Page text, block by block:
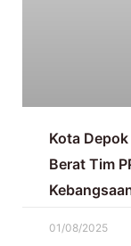
Kota
Berat Tim
01/08/2025